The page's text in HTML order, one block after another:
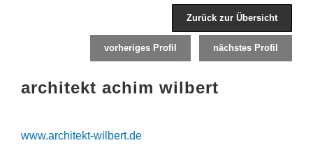
Zurück zur Übersicht
vorheriges Profil nächstes Profil
architekt achim wilbert
www.architekt-wilbert.de